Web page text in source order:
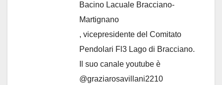
Bacino Lacuale Bracciano-
Martignano
, vicepresidente del Comitato
Pendolari Fl3 Lago di Bracciano.
Il suo canale youtube è
@graziarosavillani2210